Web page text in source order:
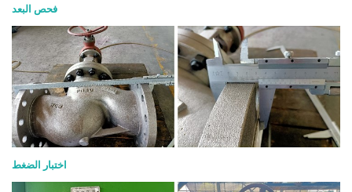
فحص البعد
اختبار الضغط